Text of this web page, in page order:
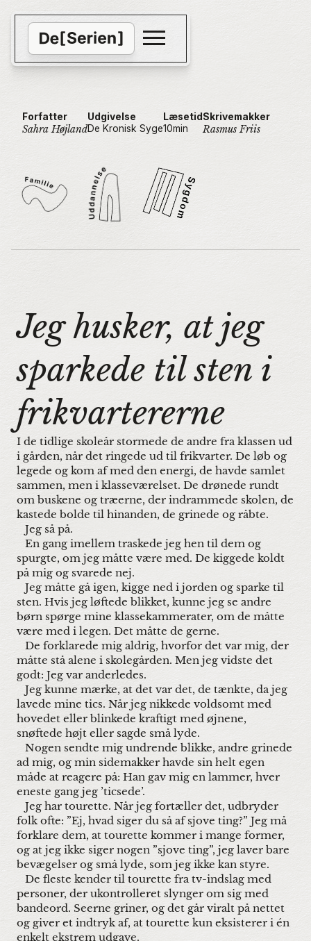
Forfatter
Sahra Højland
Udgivelse
De Kronisk Syge
Læsetid
10min
Skrivemakker
Rasmus Friis
Jeg husker, at jeg
sparkede til sten i
frikvartererne
I de tidlige skoleår stormede de andre fra klassen ud
i gården, når det ringede ud til frikvarter. De løb og
legede og kom af med den energi, de havde samlet
sammen, men i klasseværelset. De drønede rundt
om buskene og træerne, der indrammede skolen, de
kastede bolde til hinanden, de grinede og råbte.
Jeg så på.
En gang imellem traskede jeg hen til dem og
spurgte, om jeg måtte være med. De kiggede koldt
på mig og svarede nej.
Jeg måtte gå igen, kigge ned i jorden og sparke til
sten. Hvis jeg løftede blikket, kunne jeg se andre
børn spørge mine klassekammerater, om de måtte
være med i legen. Det måtte de gerne.
De forklarede mig aldrig, hvorfor det var mig, der
måtte stå alene i skolegården. Men jeg vidste det
godt: Jeg var anderledes.
Jeg kunne mærke, at det var det, de tænkte, da jeg
lavede mine tics. Når jeg nikkede voldsomt med
hovedet eller blinkede kraftigt med øjnene,
snøftede højt eller sagde små lyde.
Nogen sendte mig undrende blikke, andre grinede
ad mig, og min sidemakker havde sin helt egen
måde at reagere på: Han gav mig en lammer, hver
eneste gang jeg ’ticsede’.
Jeg har tourette. Når jeg fortæller det, udbryder
folk ofte: ”Ej, hvad siger du så af sjove ting?” Jeg må
forklare dem, at tourette kommer i mange former,
og at jeg ikke siger nogen ”sjove ting”, jeg laver bare
bevægelser og små lyde, som jeg ikke kan styre.
De fleste kender til tourette fra tv-indslag med
personer, der ukontrolleret slynger om sig med
bandeord. Seerne griner, og det går viralt på nettet
og giver et indtryk af, at tourette kun eksisterer i én
enkelt ekstrem udgave.